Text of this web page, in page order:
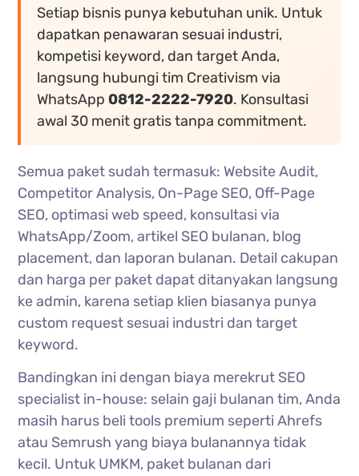
Setiap bisnis punya kebutuhan unik. Untuk
dapatkan penawaran sesuai industri,
kompetisi keyword, dan target Anda,
langsung hubungi tim Creativism via
WhatsApp 0812-2222-7920. Konsultasi
awal 30 menit gratis tanpa commitment.
Semua paket sudah termasuk: Website Audit,
Competitor Analysis, On-Page SEO, Off-Page
SEO, optimasi web speed, konsultasi via
WhatsApp/Zoom, artikel SEO bulanan, blog
placement, dan laporan bulanan. Detail cakupan
dan harga per paket dapat ditanyakan langsung
ke admin, karena setiap klien biasanya punya
custom request sesuai industri dan target
keyword.
Bandingkan ini dengan biaya merekrut SEO
specialist in-house: selain gaji bulanan tim, Anda
masih harus beli tools premium seperti Ahrefs
atau Semrush yang biaya bulanannya tidak
kecil. Untuk UMKM, paket bulanan dari